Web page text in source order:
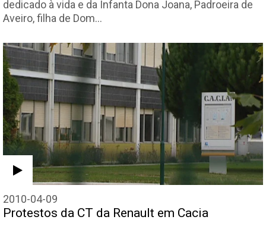
dedicado à vida e da Infanta Dona Joana, Padroeira de
Aveiro, filha de Dom…
2010-04-09
Protestos da CT da Renault em Cacia